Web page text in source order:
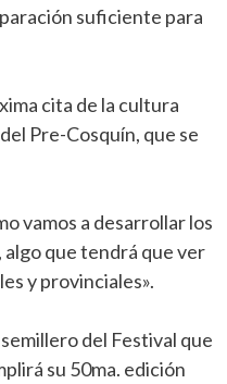
suficiente para
cita de la cultura
Pre-Cosquín, que se
vamos a desarrollar los
que tendrá que ver
y provinciales».
del Festival que
su 50ma. edición